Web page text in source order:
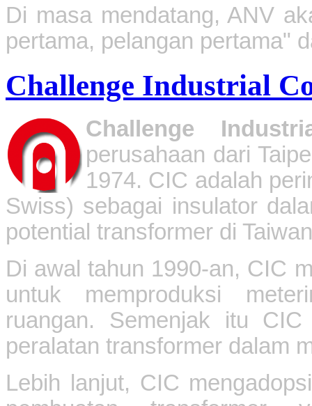
Di masa mendatang, ANV
pertama, pelangan pertama"
Challenge Industrial
Challenge
perusahaan dari
1974. CIC adalah
Swiss) sebagai insulator
potential transformer di
Di awal tahun 1990-an, CIC
untuk memproduksi
ruangan. Semenjak itu
peralatan transformer dalam
Lebih lanjut, CIC